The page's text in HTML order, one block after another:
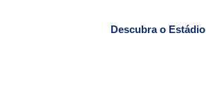
Descubra o Estádio